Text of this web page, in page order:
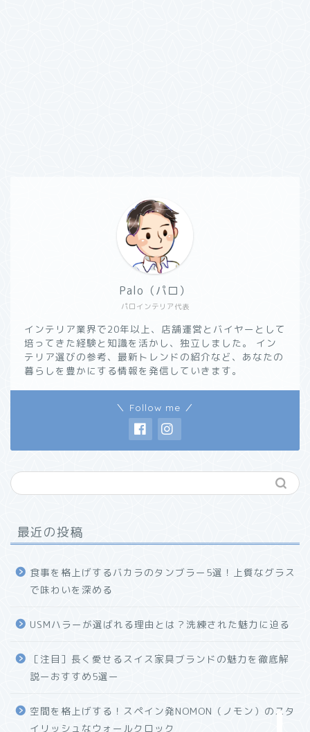
パロインテリア代表
Palo（パロ）
インテリア業界で20年以上、店舗運営とバイヤーとして
培ってきた経験と知識を活かし、独立しました。 イン
テリア選びの参考、最新トレンドの紹介など、あなたの
暮らしを豊かにする情報を発信していきます。
＼ Follow me ／
最近の投稿
食事を格上げするバカラのタンブラー5選！上質なグラス
で味わいを深める
USMハラーが選ばれる理由とは？洗練された魅力に迫る
［注目］長く愛せるスイス家具ブランドの魅力を徹底解
説ーおすすめ5選ー
空間を格上げする！スペイン発NOMON（ノモン）のスタ
イリッシュなウォールクロック